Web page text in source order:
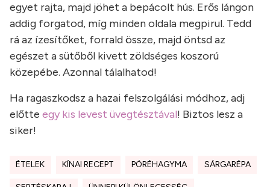
egyet rajta, majd jöhet a bepácolt hús. Erős lángon
addig forgatod, míg minden oldala megpirul. Tedd
rá az ízesítőket, forrald össze, majd öntsd az
egészet a sütőből kivett zöldséges koszorú
közepébe. Azonnal tálalhatod!
Ha ragaszkodsz a hazai felszolgálási módhoz, adj
előtte egy kis levest üvegtésztával! Biztos lesz a
siker!
ÉTELEK KÍNAI RECEPT PÓRÉHAGYMA SÁRGARÉPA